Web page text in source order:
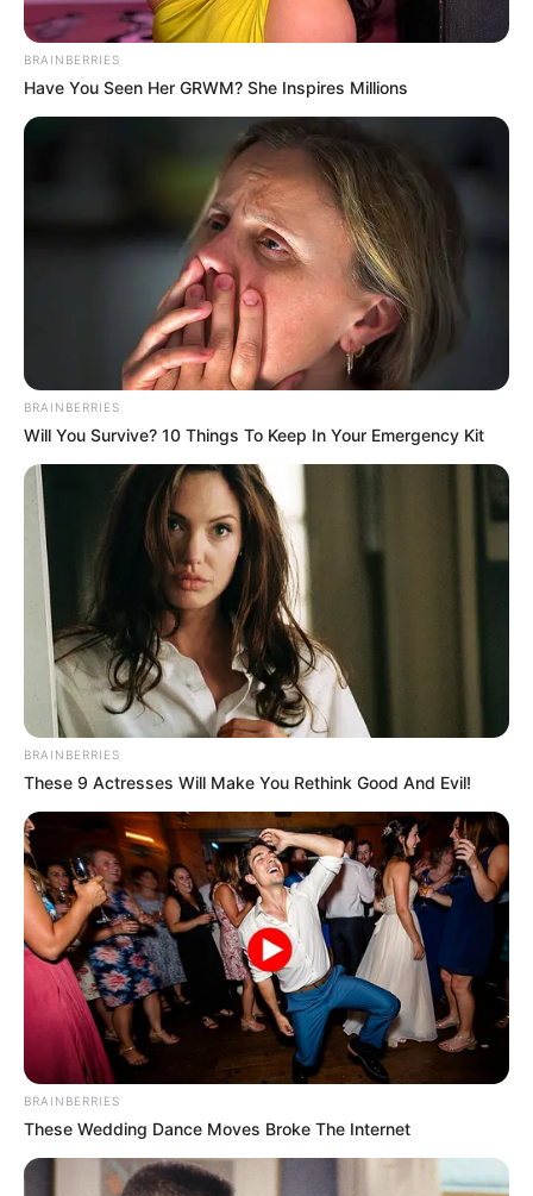
BRAINBERRIES
Have You Seen Her GRWM? She Inspires Millions
BRAINBERRIES
Will You Survive? 10 Things To Keep In Your Emergency Kit
BRAINBERRIES
These 9 Actresses Will Make You Rethink Good And Evil!
BRAINBERRIES
These Wedding Dance Moves Broke The Internet